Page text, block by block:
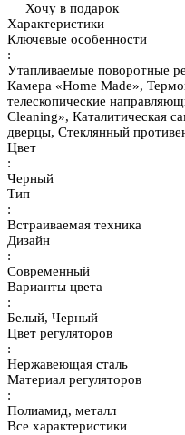
Хочу в подарок
Характеристики
Ключевые особенности
:
Утапливаемые поворотные
Камера «Home Made»,
телескопические
Cleaning», Каталитическая
дверцы, Стеклянный
Цвет
:
Черный
Тип
:
Встраиваемая техника
Дизайн
:
Современный
Варианты цвета
:
Белый, Черный
Цвет регуляторов
:
Нержавеющая сталь
Материал регуляторов
:
Полиамид, металл
Все характеристики